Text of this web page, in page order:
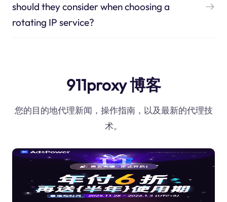
should they consider when choosing a
rotating IP service?
911proxy 博客
您的目的地代理新闻，操作指南，以及最新的代理技
术。